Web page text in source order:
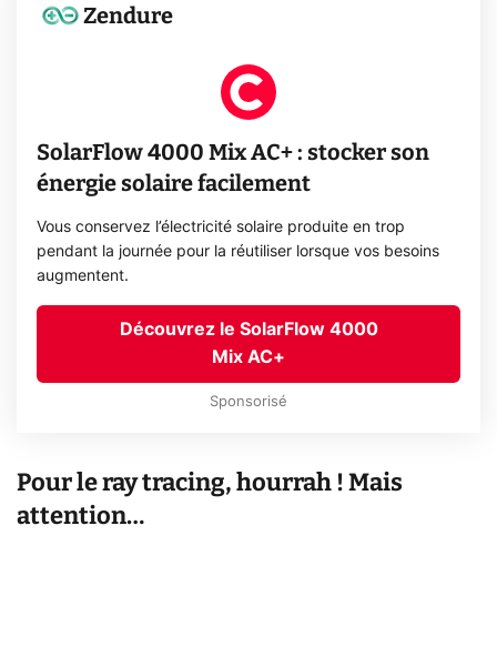
Zendure
SolarFlow 4000 Mix AC+ : stocker son
énergie solaire facilement
Vous conservez l’électricité solaire produite en trop
pendant la journée pour la réutiliser lorsque vos besoins
augmentent.
Découvrez le SolarFlow 4000
Mix AC+
Sponsorisé
Pour le ray tracing, hourrah ! Mais
attention…